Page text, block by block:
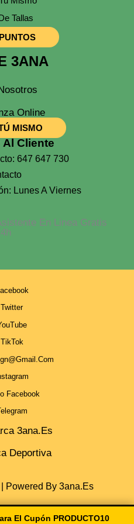
Tallas
3ANA
MISMO
Cliente
647 647 730
Lunes A Viernes
En Linea Gratis
Twitter
TikTok
Facebook
Deportiva
Powered By 3ana.es
El Cupón PRODUCTO10